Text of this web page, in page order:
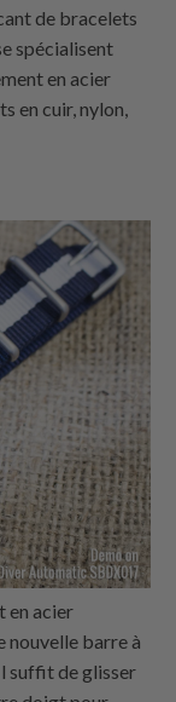
de bracelets
spécialisent
en acier
en cuir, nylon,
en acier
nouvelle barre à
suffit de glisser